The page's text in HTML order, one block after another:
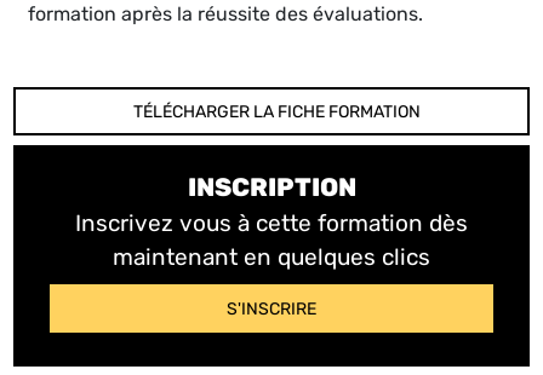
formation après la réussite des évaluations.
TÉLÉCHARGER LA FICHE FORMATION
INSCRIPTION
Inscrivez vous à cette formation dès
maintenant en quelques clics
S'INSCRIRE